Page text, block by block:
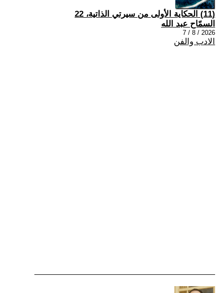
(11) الحكاية الأولى من سيرتي الذاتية، 22
السمّاح عبد الله
2026 / 8 / 7
الادب والفن